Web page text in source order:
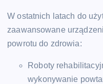
W ostatnich latach do
zaawansowane
powrotu do zdrowia:
Roboty
wykonywanie